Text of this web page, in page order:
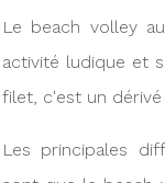
Le beach volley
activité ludique et
filet, c'est un
Les principales